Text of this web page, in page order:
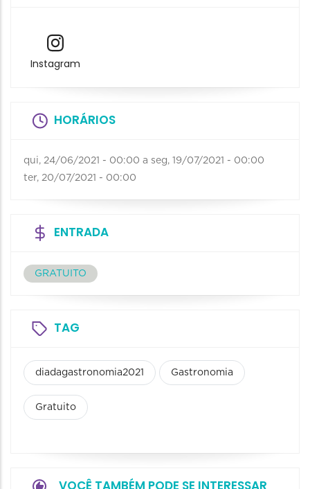
Instagram
HORÁRIOS
qui, 24/06/2021 - 00:00 a seg, 19/07/2021 - 00:00
ter, 20/07/2021 - 00:00
ENTRADA
GRATUITO
TAG
diadagastronomia2021 Gastronomia
Gratuito
VOCÊ TAMBÉM PODE SE INTERESSAR